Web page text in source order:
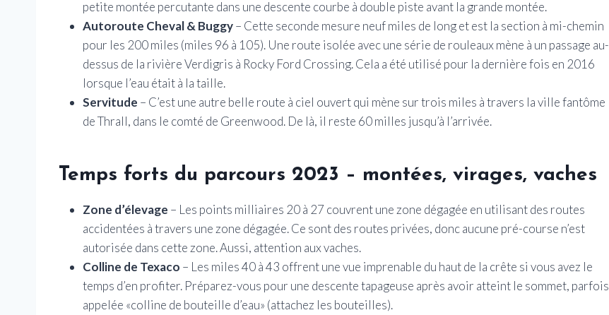
petite montée percutante dans une descente courbe à double piste avant la grande montée.
Autoroute Cheval & Buggy– Cette seconde mesure neuf miles de long et est la section à mi-chemin
pour les 200 miles (miles 96 à 105). Une route isolée avec une série de rouleaux mène à un passage au-
dessus de la rivière Verdigris à Rocky Ford Crossing. Cela a été utilisé pour la dernière fois en 2016
lorsque l’eau était à la taille.
Servitude – C’est une autre belle route à ciel ouvert qui mène sur trois miles à travers la ville fantôme
de Thrall, dans le comté de Greenwood. De là, il reste 60 milles jusqu’à l’arrivée.
Temps forts du parcours 2023 – montées, virages, vaches
Zone d’élevage – Les points milliaires 20 à 27 couvrent une zone dégagée en utilisant des routes
accidentées à travers une zone dégagée. Ce sont des routes privées, donc aucune pré-course n’est
autorisée dans cette zone. Aussi, attention aux vaches.
Colline de Texaco – Les miles 40 à 43 offrent une vue imprenable du haut de la crête si vous avez le
temps d’en profiter. Préparez-vous pour une descente tapageuse après avoir atteint le sommet, parfois
appelée «colline de bouteille d’eau» (attachez les bouteilles).